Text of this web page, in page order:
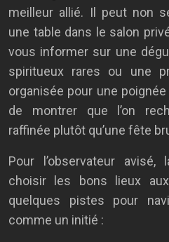
meilleur allié. Il peut non
une table dans le salon
vous informer sur une
spiritueux rares ou une
organisée pour une
de montrer que l’on
raffinée plutôt qu’une fête
Pour l’observateur
choisir les bons lieux
quelques pistes pour
comme un initié :